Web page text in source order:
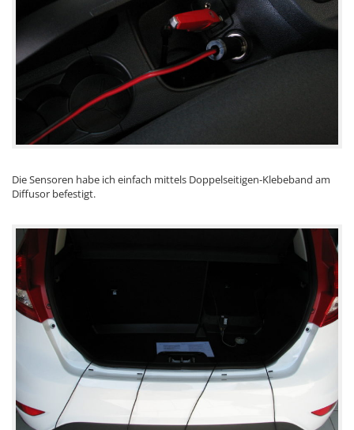
Die Sensoren habe ich einfach mittels Doppelseitigen-Klebeband am
Diffusor befestigt.